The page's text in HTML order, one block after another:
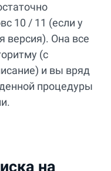
10 / 11 (если у
версия). Она все
(с
и вы вряд
процедуры
на